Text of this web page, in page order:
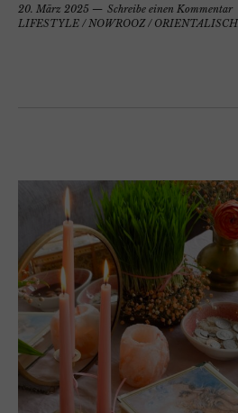
20. März 2025
Schreibe einen Kommentar
LIFESTYLE / NOWROOZ/